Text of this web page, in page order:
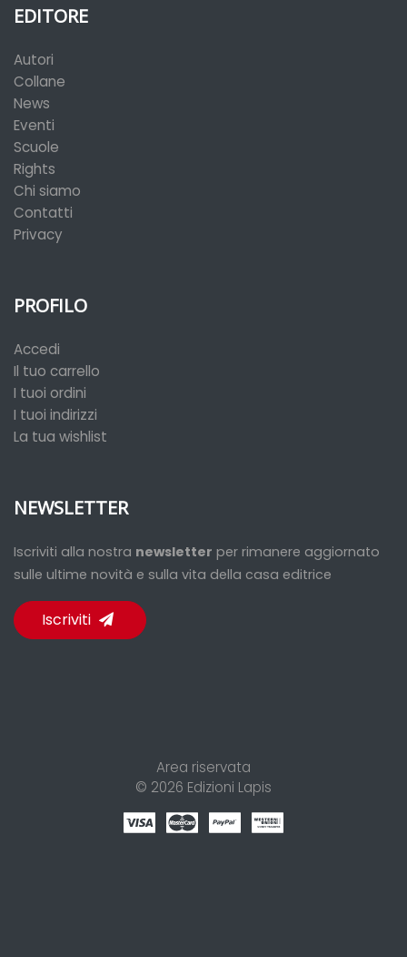
EDITORE
Autori
Collane
News
Eventi
Scuole
Rights
Chi siamo
Contatti
Privacy
PROFILO
Accedi
Il tuo carrello
I tuoi ordini
I tuoi indirizzi
La tua wishlist
NEWSLETTER
Iscriviti alla nostra newsletter per rimanere aggiornato
sulle ultime novità e sulla vita della casa editrice
Iscriviti
Area riservata
© 2026 Edizioni Lapis